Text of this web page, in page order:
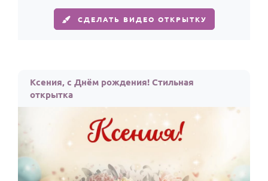
СДЕЛАТЬ ВИДЕО ОТКРЫТКУ
Ксения, с Днём рождения! Стильная
открытка